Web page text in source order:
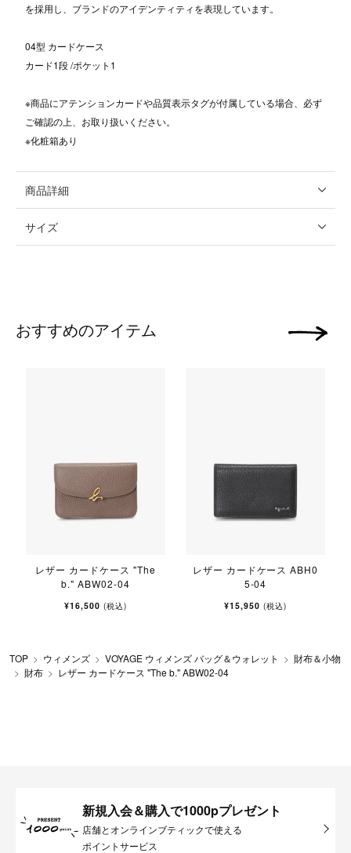
を採用し、ブランドのアイデンティティを表現しています。
04型 カードケース
カード1段 /ポケット1
※商品にアテンションカードや品質表示タグが付属している場合、必ず
ご確認の上、お取り扱いください。
※化粧箱あり
商品詳細
サイズ
おすすめのアイテム
レザー カードケース "The
b." ABW02-04
¥16,500 (税込)
レザー カードケース ABH0
5-04
¥15,950 (税込)
次の画像
TOP ウィメンズ VOYAGE ウィメンズ バッグ＆ウォレット
財布＆小物
財布
レザー カードケース "The b." ABW02-04
新規入会＆購入で1000pプレゼント
店舗とオンラインブティックで使える
ポイントサービス